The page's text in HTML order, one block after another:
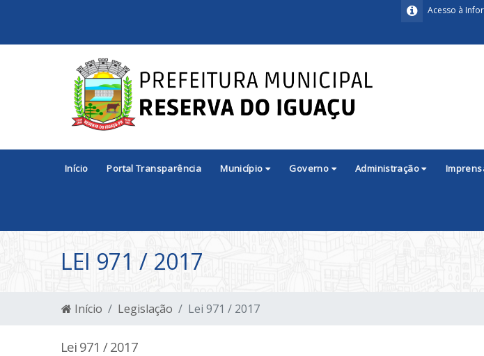
Acesso à
Início Portal Transparência Município Governo Administração
LEI 971 / 2017
Início Legislação Lei 971 / 2017
Lei 971 / 2017